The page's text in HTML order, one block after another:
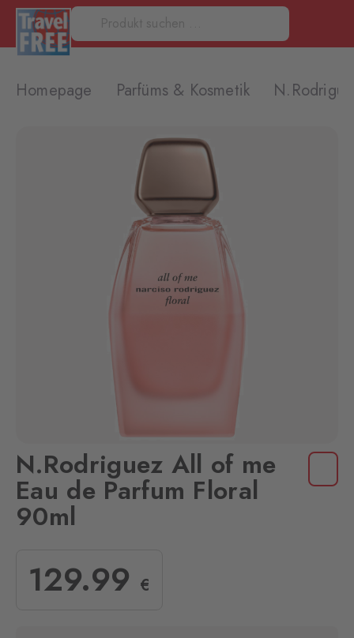
Homepage Parfüms & Kosmetik
N.Rodriguez All of me
Eau de Parfum Floral
90ml
129.99 €